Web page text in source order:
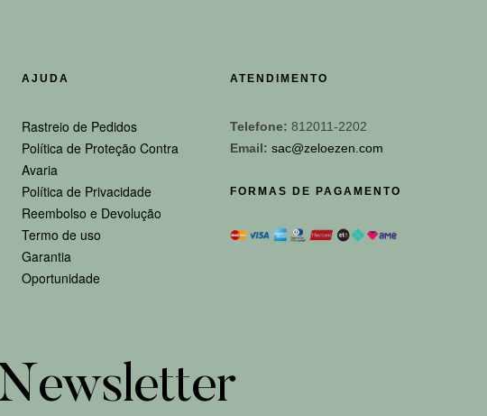
AJUDA
Rastreio de Pedidos
Política de Proteção Contra
Avaria
Política de Privacidade
Reembolso e Devolução
Termo de uso
Garantia
Oportunidade
ATENDIMENTO
Telefone: 812011-2202
Email: sac@zeloezen.com
FORMAS DE PAGAMENTO